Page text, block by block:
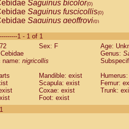
Saguinus bicolor(0)
Saguinus fuscicollis(0)
Saguinus geoffroyi(0)
Saguinus labiatus(0)
Saguinus leucopus (0)
Saguinus mystax
Saguinus nigricollis (1)
Saguinus oedipus
Saguinus weddelli
Saguinusspp.
1 - 1 of 1
Sex: F
Age:
Genus:
name: nigricollis
Mandible: exist
Scapula: exist
Femur:
Coxae: exist
Trunk:
Foot: exist